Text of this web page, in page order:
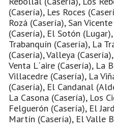
(Casería), Les Roces
Rozá (Casería), San
(Casería), El Sotón
Trabanquín (Casería), La
(Casería), Valleya
Venta L´aire (Casería), La
Villacedre (Casería), La
(Casería), El Candanal
La Casona (Casería), Los
Felguerón (Casería), El
Martín (Casería), El Valle